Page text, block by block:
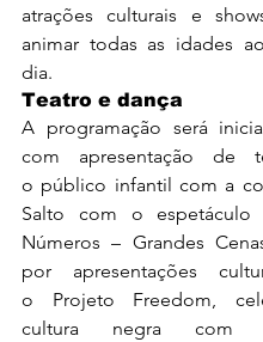
atrações culturais e
animar todas as idades
dia.
Teatro e dança
A programação será
com apresentação de
o público infantil com a
Salto com o espetáculo
Números – Grandes
por apresentações
o Projeto Freedom,
cultura negra com